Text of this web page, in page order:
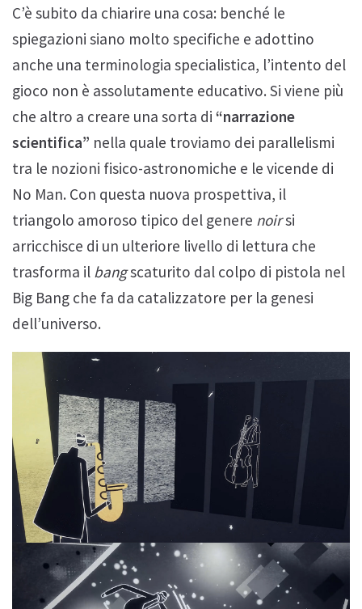
C’è subito da chiarire una cosa: benché le
spiegazioni siano molto specifiche e adottino
anche una terminologia specialistica, l’intento del
gioco non è assolutamente educativo. Si viene più
che altro a creare una sorta di “narrazione
scientifica” nella quale troviamo dei parallelismi
tra le nozioni fisico-astronomiche e le vicende di
No Man. Con questa nuova prospettiva, il
triangolo amoroso tipico del genere noirsi
arricchisce di un ulteriore livello di lettura che
trasforma il bangscaturito dal colpo di pistola nel
Big Bang che fa da catalizzatore per la genesi
dell’universo.